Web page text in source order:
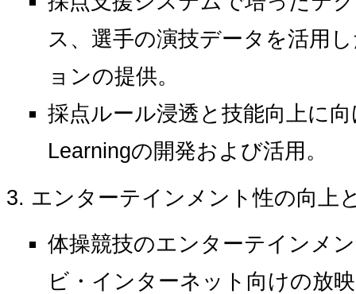
ス、選手の演技データを活用
ョンの提供。
採点ルール浸透と技能向上に
Learningの開発および活用。
エンターテインメント性の向上
体操競技のエンターテインメ
ビ・インターネット向けの放